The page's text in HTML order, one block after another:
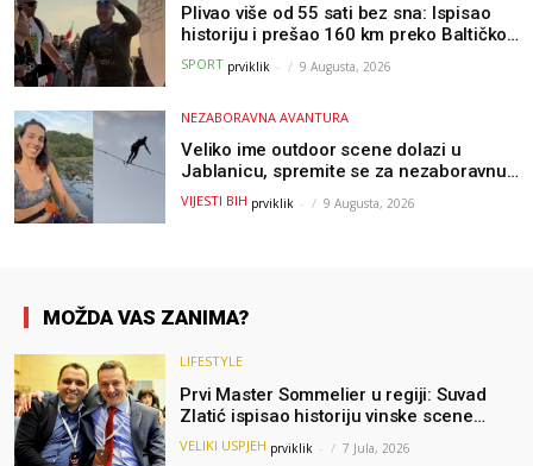
Plivao više od 55 sati bez sna: Ispisao
historiju i prešao 160 km preko Baltičkog
mora – a podvig posvetio djeci oboljeloj
od raka
SPORT prviklik - 9 Augusta, 2026
NEZABORAVNA AVANTURA
Veliko ime outdoor scene dolazi u
Jablanicu, spremite se za nezaboravnu
avanturu (VIDEO) !
VIJESTI BIH prviklik - 9 Augusta, 2026
MOŽDA VAS ZANIMA?
LIFESTYLE
Prvi Master Sommelier u regiji: Suvad
Zlatić ispisao historiju vinske scene
bivše Jugoslavije
VELIKI USPJEH prviklik - 7 Jula, 2026